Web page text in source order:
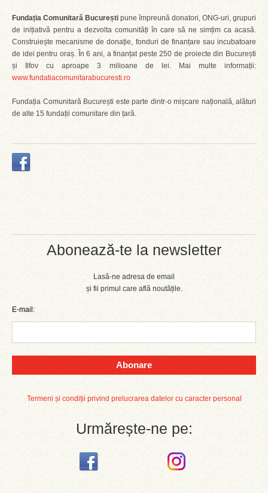
Abonează-te la newsletter
Lasă-ne adresa de email
și fii primul care află noutățile.
E-mail:
Abonare
Termeni și condiții privind prelucrarea datelor cu caracter personal
Urmărește-ne pe:
Fundația Comunitară București pune împreună donatori, ONG-uri, grupuri
de inițiativă pentru a dezvolta comunități în care să ne simțim ca acasă.
Construiește mecanisme de donație, fonduri de finanțare sau incubatoare
de idei pentru oraș. În 6 ani, a finanțat peste 250 de proiecte din București
și Ilfov cu aproape 3 milioane de lei. Mai multe informații:
www.fundatiacomunitarabucuresti.ro
Fundația Comunitară București este parte dintr-o mișcare națională, alături
de alte 15 fundații comunitare din țară.